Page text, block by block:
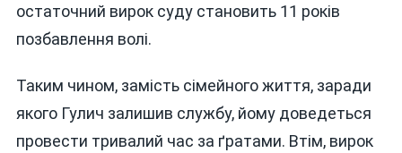
остаточний вирок суду становить 11 років
позбавлення волі.
Таким чином, замість сімейного життя, заради
якого Гулич залишив службу, йому доведеться
провести тривалий час за ґратами. Втім, вирок